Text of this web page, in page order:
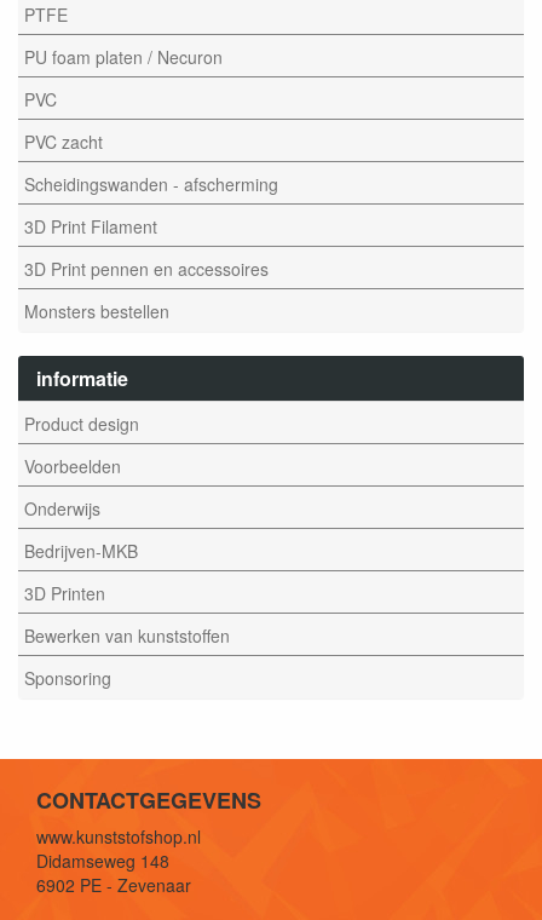
PTFE
PU foam platen / Necuron
PVC
PVC zacht
Scheidingswanden - afscherming
3D Print Filament
3D Print pennen en accessoires
Monsters bestellen
informatie
Product design
Voorbeelden
Onderwijs
Bedrijven-MKB
3D Printen
Bewerken van kunststoffen
Sponsoring
CONTACTGEGEVENS
www.kunststofshop.nl
Didamseweg 148
6902 PE - Zevenaar